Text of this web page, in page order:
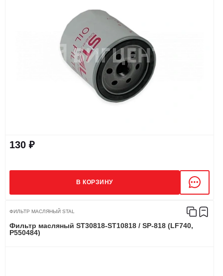
130 ₽
В КОРЗИНУ
ФИЛЬТР МАСЛЯНЫЙ STAL
Фильтр масляный ST30818-ST10818 / SP-818 (LF740,
P550484)